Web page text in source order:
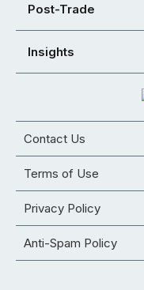
Post-Trade
Insights
Contact Us
Terms of Use
Privacy Policy
Anti-Spam Policy